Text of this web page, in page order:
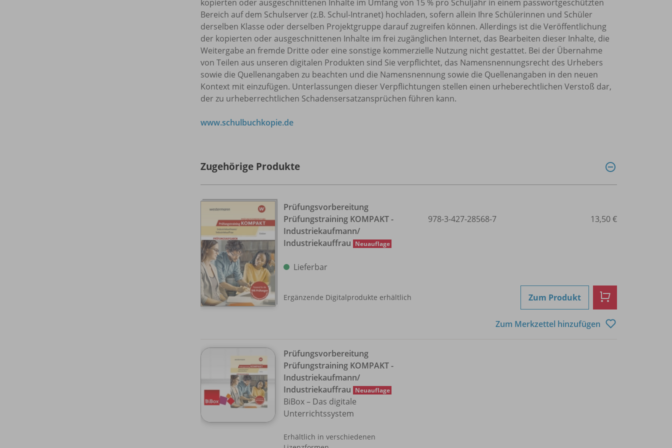
kopierten oder ausgeschnittenen Inhalte im Umfang von 15 % pro Schuljahr in einem passwortgeschützten
Bereich auf dem Schulserver (z.B. Schul-Intranet) hochladen, sofern allein Ihre Schülerinnen und Schüler
derselben Klasse oder derselben Projektgruppe darauf zugreifen können. Allerdings ist die Veröffentlichung
der kopierten oder ausgeschnittenen Inhalte im frei zugänglichen Internet, das Bearbeiten dieser Inhalte, die
Weitergabe an fremde Dritte oder eine sonstige kommerzielle Nutzung nicht gestattet. Bei der Übernahme
von Teilen aus unseren digitalen Produkten sind Sie verpflichtet, das Namensnennungsrecht des Urhebers
sowie die Quellenangaben zu beachten und die Namensnennung sowie die Quellenangaben in den neuen
Kontext mit einzufügen. Unterlassungen dieser Verpflichtungen stellen einen urheberechtlichen Verstoß dar,
der zu urheberrechtlichen Schadensersatzansprüchen führen kann.
www.schulbuchkopie.de
Zugehörige Produkte
Prüfungsvorbereitung
Prüfungstraining KOMPAKT -
Industriekaufmann/
Industriekauffrau Neuauflage
Lieferbar
Ergänzende Digitalprodukte erhältlich
978-3-427-28568-7 13,50 €
Zum Produkt
Zum Merkzettel hinzufügen
Prüfungsvorbereitung
Prüfungstraining KOMPAKT -
Industriekaufmann/
Industriekauffrau Neuauflage
BiBox – Das digitale
Unterrichtssystem
Erhältlich in verschiedenen